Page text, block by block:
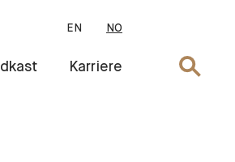
EN NO
Karriere Søk